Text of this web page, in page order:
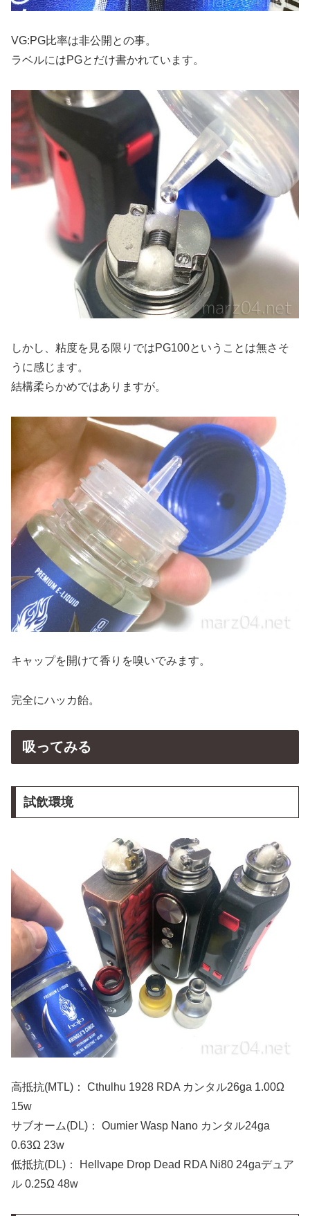
VG:PG比率は非公開との事。
ラベルにはPGとだけ書かれています。
しかし、粘度を見る限りではPG100ということは無さそ
うに感じます。
結構柔らかめではありますが。
キャップを開けて香りを嗅いでみます。
完全にハッカ飴。
吸ってみる
試飲環境
高抵抗(MTL)： Cthulhu 1928 RDA カンタル26ga 1.00Ω
15w
サブオーム(DL)： Oumier Wasp Nano カンタル24ga
0.63Ω 23w
低抵抗(DL)： Hellvape Drop Dead RDA Ni80 24gaデュア
ル 0.25Ω 48w